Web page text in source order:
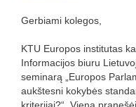
Gerbiami kolegos,
KTU Europos institutas
Informacijos biuru
seminarą „Europos
aukštesni kokybės